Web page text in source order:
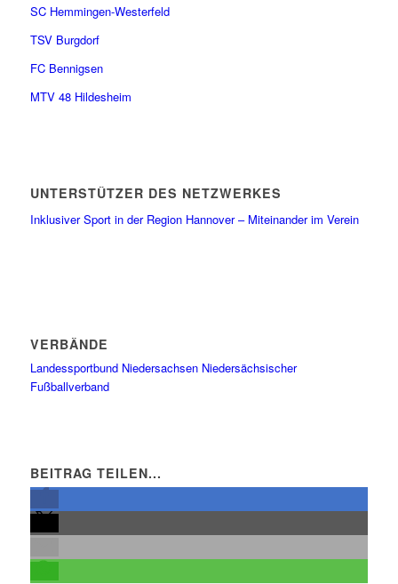
SC Hemmingen-Westerfeld
TSV Burgdorf
FC Bennigsen
MTV 48 Hildesheim
UNTERSTÜTZER DES NETZWERKES
Inklusiver Sport in der Region Hannover – Miteinander im Verein
VERBÄNDE
Landessportbund Niedersachsen Niedersächsischer
Fußballverband
BEITRAG TEILEN...